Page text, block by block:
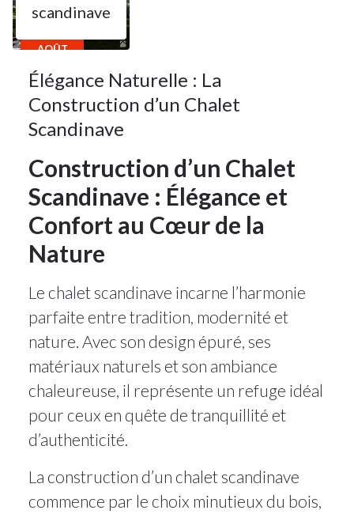
11
AOÛT
scandinave
Élégance Naturelle : La
Construction d’un Chalet
Scandinave
Construction d’un Chalet
Scandinave : Élégance et
Confort au Cœur de la
Nature
Le chalet scandinave incarne l’harmonie
parfaite entre tradition, modernité et
nature. Avec son design épuré, ses
matériaux naturels et son ambiance
chaleureuse, il représente un refuge idéal
pour ceux en quête de tranquillité et
d’authenticité.
La construction d’un chalet scandinave
commence par le choix minutieux du bois,